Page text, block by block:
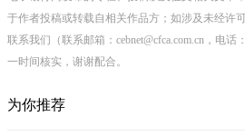
于作者投稿或转载自相关作品方；如涉及未经许
联系我们（联系邮箱：cebnet@cfca.com.cn，电话
一时间核实，谢谢配合。
为你推荐